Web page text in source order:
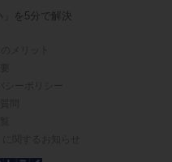
を5分で解決